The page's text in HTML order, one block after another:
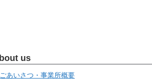
us
ごあいさつ・事業所概要